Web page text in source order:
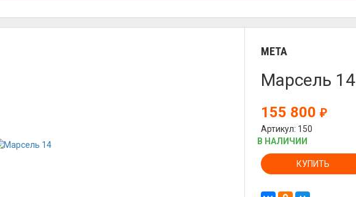
META
Марсель 14
155 800₽
Артикул: 150
В НАЛИЧИИ
КУПИТЬ